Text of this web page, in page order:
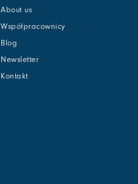
About us
Współpracownicy
Blog
Newsletter
Kontakt